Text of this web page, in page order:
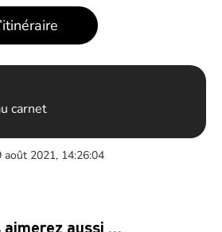
carnet
août 2021, 14:26:04
aimerez aussi …